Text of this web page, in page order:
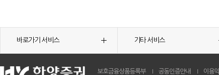
바로가기 서비스 기타 서비스
보호금융상품등록부 공동인증안내 이용